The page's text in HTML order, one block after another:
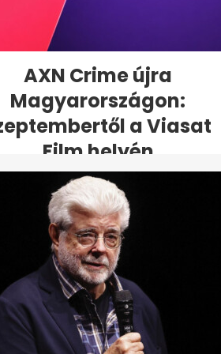
AXN Crime újra
Magyarországon:
a Viasat
Film helyén